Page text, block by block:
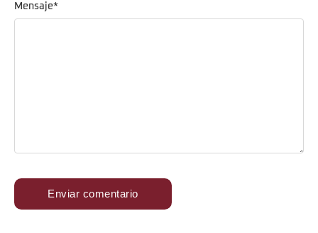
Mensaje*